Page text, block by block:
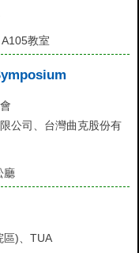
教室
公司、台灣曲克股份有
廳
區)、TUA